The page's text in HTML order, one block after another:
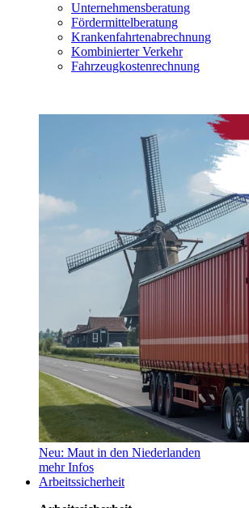
Unternehmensberatung
Fördermittelberatung
Krankenfahrtenabrechnung
Kombinierter Verkehr
Fahrzeugkostenrechnung
Neu: Maut in den Niederlanden
mehr Infos
Arbeitssicherheit